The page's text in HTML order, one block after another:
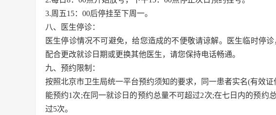
3.周五15：00后停挂至下周一。
八、医生停诊：
医生停诊情况不可避免，给您造成的不便敬请谅解。医生临时停
配合更改就诊日期或更换其他医生，请您保持电话畅通。
九、预约限制：
按照北京市卫生局统一平台预约须知的要求，同一患者实名(有效
能预约1次;在同一就诊日的预约总量不可超过2次;在七日内的预约
过5次。